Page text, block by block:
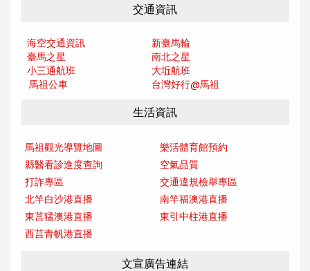
交通資訊
海空交通資訊
新臺馬輪
臺馬之星
南北之星
小三通航班
大坵航班
馬祖公車
台灣好行@馬祖
生活資訊
馬祖觀光導覽地圖
樂活體育館預約
縣醫看診進度查詢
空氣品質
打詐專區
交通違規檢舉專區
北竿白沙港直播
南竿福澳港直播
東莒猛澳港直播
東引中柱港直播
西莒青帆港直播
文宣廣告連結